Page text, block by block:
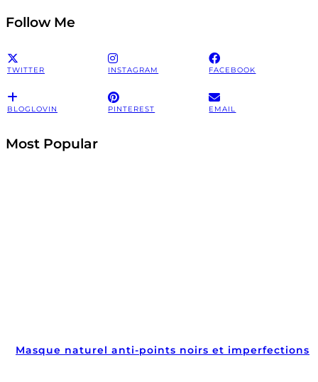
Follow Me
TWITTER INSTAGRAM FACEBOOK
BLOGLOVIN PINTEREST EMAIL
Most Popular
Masque naturel anti-points noirs et imperfections